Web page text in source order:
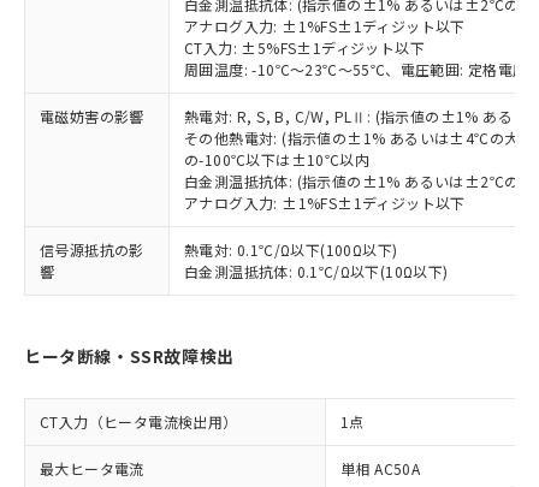
白金測温抵抗体: (指示値の±1% あるいは±2℃の大
アナログ入力: ±1%FS±1ディジット以下
CT入力: ±5%FS±1ディジット以下
周囲温度: -10℃～23℃～55℃、電圧範囲: 定格電圧
電磁妨害の影響
熱電対: R, S, B, C/W, PLⅡ: (指示値の±1% ある
その他熱電対: (指示値の±1% あるいは±4℃の大き
の-100℃以下は±10℃以内
白金測温抵抗体: (指示値の±1% あるいは±2℃の大
アナログ入力: ±1%FS±1ディジット以下
信号源抵抗の影
響
熱電対: 0.1℃/Ω以下(100Ω以下)
白金測温抵抗体: 0.1℃/Ω以下(10Ω以下)
ヒータ断線・SSR故障検出
CT入力（ヒータ電流検出用） 1点
最大ヒータ電流 単相 AC50A
荷製品に未対応品が混在することから備考
欄に対応日を記載しておりました。
既に当社にて対応品への在庫切替を完了
していることから、特段のことがない限
り、2022年1月12日より割愛しておりま